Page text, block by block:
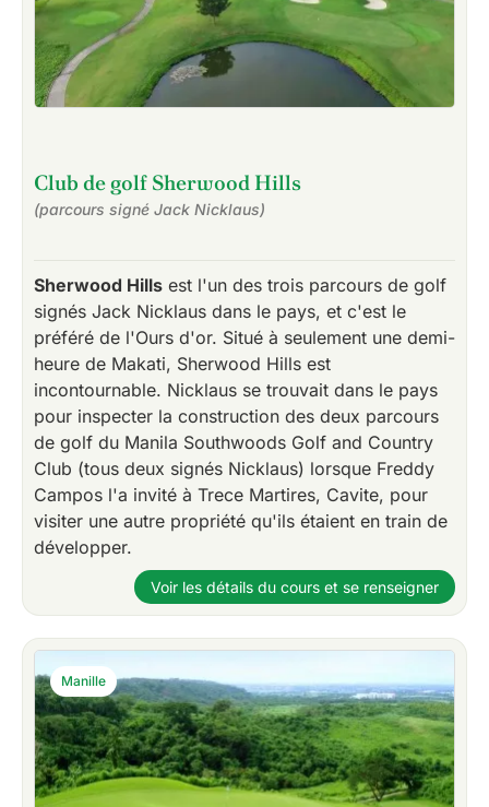
Club de golf Sherwood Hills
(parcours signé Jack Nicklaus)
Sherwood Hills est l'un des trois parcours de golf
signés Jack Nicklaus dans le pays, et c'est le
préféré de l'Ours d'or. Situé à seulement une demi-
heure de Makati, Sherwood Hills est
incontournable. Nicklaus se trouvait dans le pays
pour inspecter la construction des deux parcours
de golf du Manila Southwoods Golf and Country
Club (tous deux signés Nicklaus) lorsque Freddy
Campos l'a invité à Trece Martires, Cavite, pour
visiter une autre propriété qu'ils étaient en train de
développer.
Voir les détails du cours et se renseigner
Manille